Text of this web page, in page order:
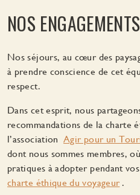
NOS ENGAGEMENTS
Nos séjours, au cœur des
à prendre conscience de cet
respect.
Dans cet esprit, nous
recommandations de la charte
l’association Agir pour un
dont nous sommes membres,
pratiques à adopter pendant
charte éthique du voyageur .